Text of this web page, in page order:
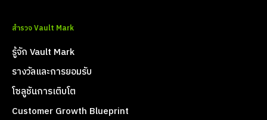
สำรวจ Vault Mark
รู้จัก Vault Mark
รางวัลและการยอมรับ
โซลูชันการเติบโต
Customer Growth Blueprint